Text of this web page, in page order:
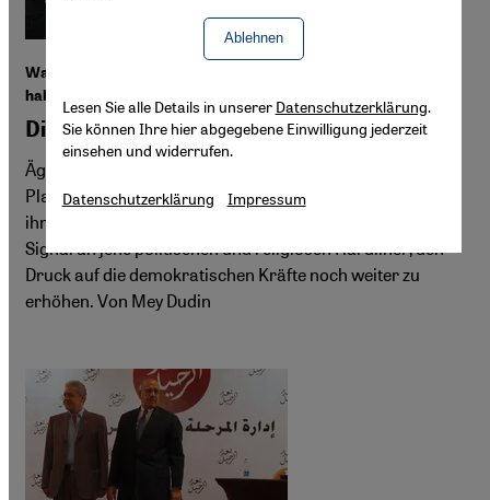
Warum arabische Demokratie-Aktivisten keine Chance mehr
haben
Die vergessenen Helden vom Tahrir-Platz
Ägyptens Aktivisten waren einst die Helden vom Tahrir-
Platz. Doch heute hat die Welt sie vergessen - und mit
ihnen alle anderen arabischen Demokraten. Ein fatales
Signal an jene politischen und religiösen Hardliner, den
Druck auf die demokratischen Kräfte noch weiter zu
erhöhen. Von Mey Dudin
Ablehnen
Lesen Sie alle Details in unserer Datenschutzerklärung.
Sie können Ihre hier abgegebene Einwilligung jederzeit
einsehen und widerrufen.
Datenschutzerklärung Impressum